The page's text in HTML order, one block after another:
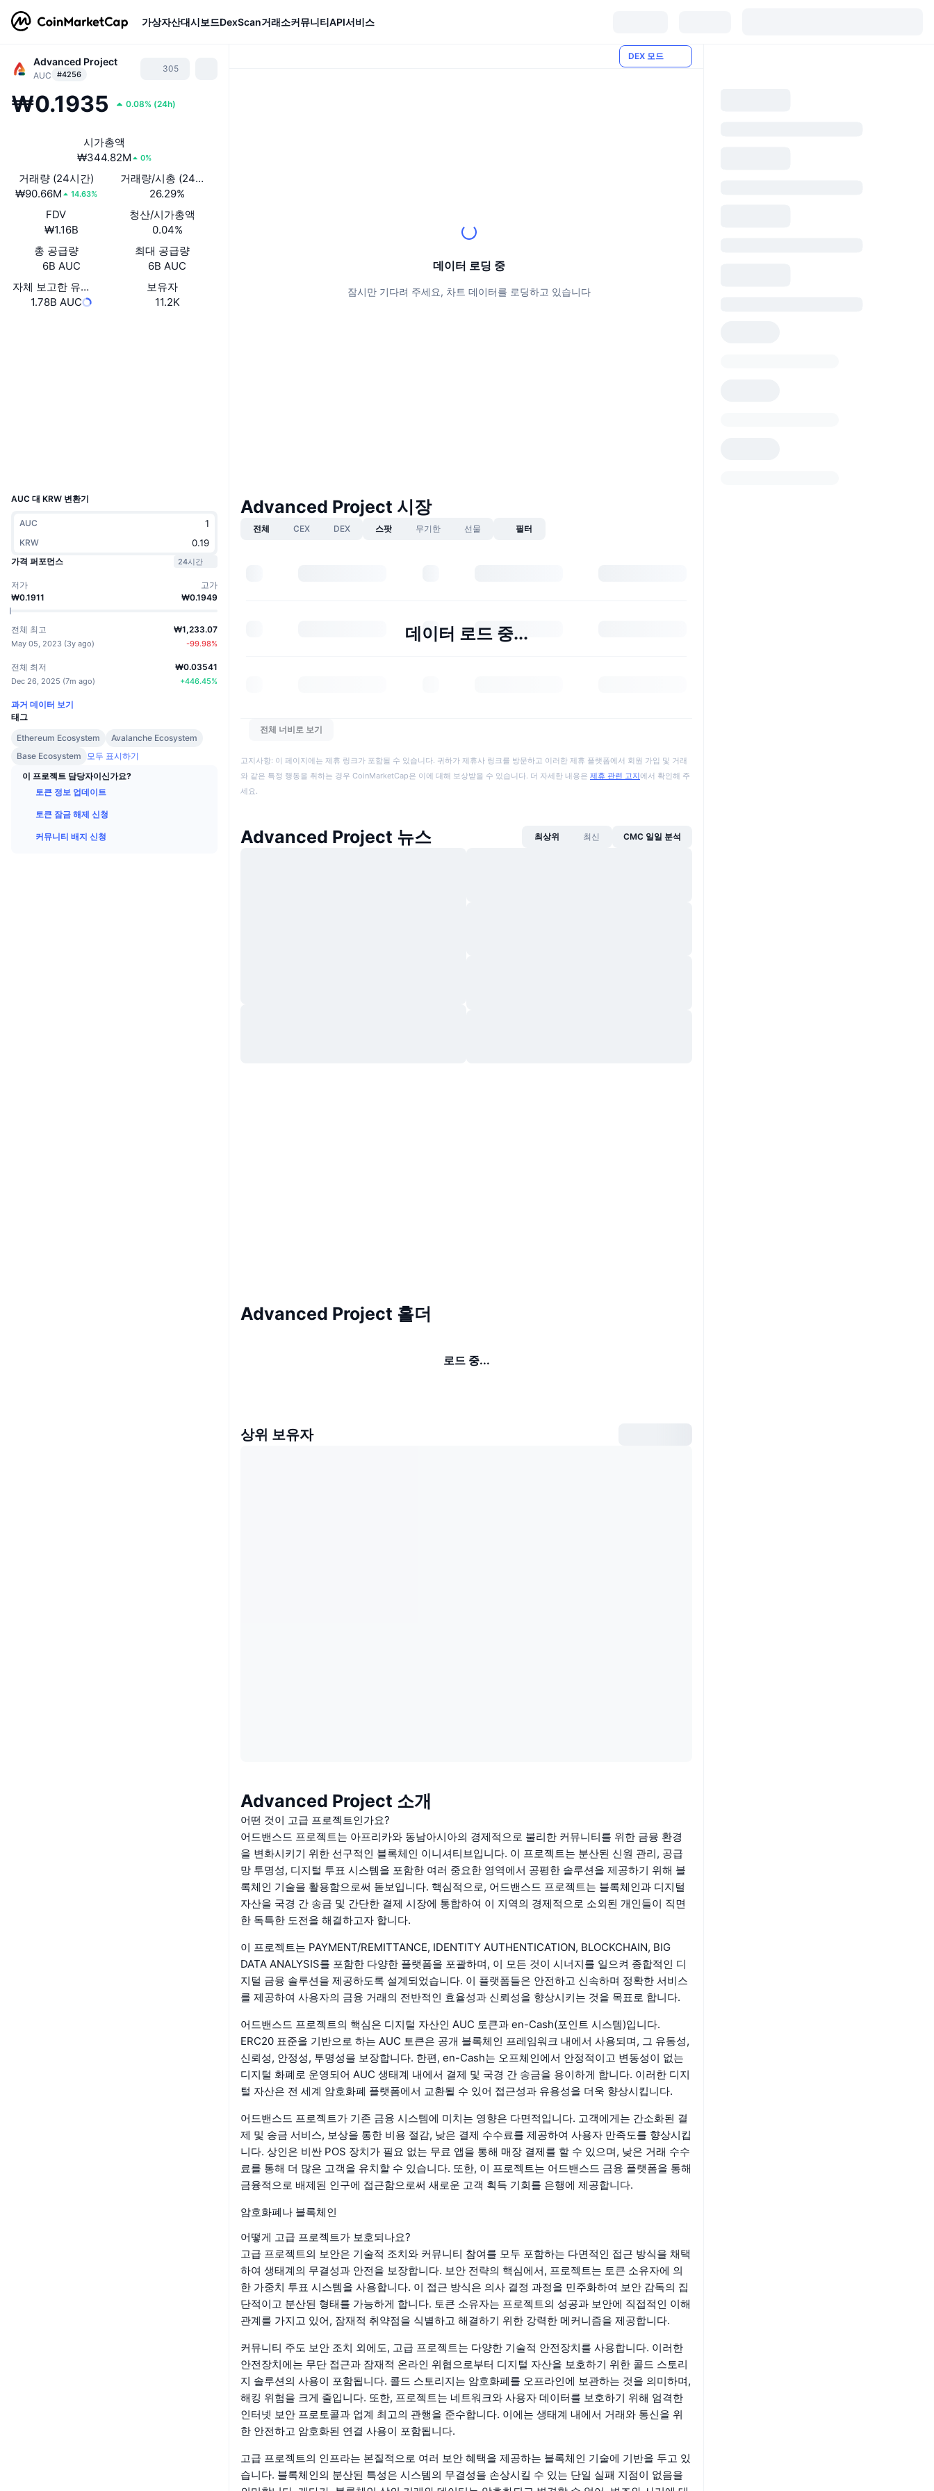
가상자산대시보드DexScan거래소커뮤니티API서비스
Advanced Project
AUC #4256
305
₩0.1935 0.08% (24h)
시가총액
₩344.82M
0%
거래량 (24시간)
₩90.66M
14.63%
거래량/시총 (24시간)
26.29%
FDV
₩1.16B
청산/시가총액
0.04%
총 공급량
6B AUC
최대 공급량
6B AUC
자체 보고한 유통량
1.78B AUC
보유자
11.2K
AUC 대 KRW 변환기
AUC
KRW
가격 퍼포먼스
24시간
저가
₩0.1911
고가
₩0.1949
전체 최고
May 05, 2023 (3y ago)
₩1,233.07
-99.98%
전체 최저
Dec 26, 2025 (7m ago)
₩0.03541
+446.45%
과거 데이터 보기
태그
Ethereum Ecosystem
Avalanche Ecosystem
Base Ecosystem
모두 표시하기
이 프로젝트 담당자이신가요?
토큰 정보 업데이트
토큰 잠금 해제 신청
커뮤니티 배지 신청
DEX 모드
데이터 로딩 중
잠시만 기다려 주세요, 차트 데이터를 로딩하고 있습니다
Advanced Project 시장
전체 CEX DEX 스팟 무기한 선물 필터
데이터 로드 중...
전체 너비로 보기
고지사항: 이 페이지에는 제휴 링크가 포함될 수 있습니다. 귀하가 제휴사 링크를 방문하고 이러한 제휴 플랫폼에서 회원 가입 및 거래
와 같은 특정 행동을 취하는 경우 CoinMarketCap은 이에 대해 보상받을 수 있습니다. 더 자세한 내용은 제휴 관련 고지에서 확인해 주
세요.
Advanced Project 뉴스 최상위 최신 CMC 일일 분석
Advanced Project 홀더
로드 중...
상위 보유자
Advanced Project 소개
어떤 것이 고급 프로젝트인가요?
어드밴스드 프로젝트는 아프리카와 동남아시아의 경제적으로 불리한 커뮤니티를 위한 금융 환경
을 변화시키기 위한 선구적인 블록체인 이니셔티브입니다. 이 프로젝트는 분산된 신원 관리, 공급
망 투명성, 디지털 투표 시스템을 포함한 여러 중요한 영역에서 공평한 솔루션을 제공하기 위해 블
록체인 기술을 활용함으로써 돋보입니다. 핵심적으로, 어드밴스드 프로젝트는 블록체인과 디지털
자산을 국경 간 송금 및 간단한 결제 시장에 통합하여 이 지역의 경제적으로 소외된 개인들이 직면
한 독특한 도전을 해결하고자 합니다.
이 프로젝트는 PAYMENT/REMITTANCE, IDENTITY AUTHENTICATION, BLOCKCHAIN, BIG
DATA ANALYSIS를 포함한 다양한 플랫폼을 포괄하며, 이 모든 것이 시너지를 일으켜 종합적인 디
지털 금융 솔루션을 제공하도록 설계되었습니다. 이 플랫폼들은 안전하고 신속하며 정확한 서비스
를 제공하여 사용자의 금융 거래의 전반적인 효율성과 신뢰성을 향상시키는 것을 목표로 합니다.
어드밴스드 프로젝트의 핵심은 디지털 자산인 AUC 토큰과 en-Cash(포인트 시스템)입니다.
ERC20 표준을 기반으로 하는 AUC 토큰은 공개 블록체인 프레임워크 내에서 사용되며, 그 유동성,
신뢰성, 안정성, 투명성을 보장합니다. 한편, en-Cash는 오프체인에서 안정적이고 변동성이 없는
디지털 화폐로 운영되어 AUC 생태계 내에서 결제 및 국경 간 송금을 용이하게 합니다. 이러한 디지
털 자산은 전 세계 암호화폐 플랫폼에서 교환될 수 있어 접근성과 유용성을 더욱 향상시킵니다.
어드밴스드 프로젝트가 기존 금융 시스템에 미치는 영향은 다면적입니다. 고객에게는 간소화된 결
제 및 송금 서비스, 보상을 통한 비용 절감, 낮은 결제 수수료를 제공하여 사용자 만족도를 향상시킵
니다. 상인은 비싼 POS 장치가 필요 없는 무료 앱을 통해 매장 결제를 할 수 있으며, 낮은 거래 수수
료를 통해 더 많은 고객을 유치할 수 있습니다. 또한, 이 프로젝트는 어드밴스드 금융 플랫폼을 통해
금융적으로 배제된 인구에 접근함으로써 새로운 고객 획득 기회를 은행에 제공합니다.
암호화폐나 블록체인
어떻게 고급 프로젝트가 보호되나요?
고급 프로젝트의 보안은 기술적 조치와 커뮤니티 참여를 모두 포함하는 다면적인 접근 방식을 채택
하여 생태계의 무결성과 안전을 보장합니다. 보안 전략의 핵심에서, 프로젝트는 토큰 소유자에 의
한 가중치 투표 시스템을 사용합니다. 이 접근 방식은 의사 결정 과정을 민주화하여 보안 감독의 집
단적이고 분산된 형태를 가능하게 합니다. 토큰 소유자는 프로젝트의 성공과 보안에 직접적인 이해
관계를 가지고 있어, 잠재적 취약점을 식별하고 해결하기 위한 강력한 메커니즘을 제공합니다.
커뮤니티 주도 보안 조치 외에도, 고급 프로젝트는 다양한 기술적 안전장치를 사용합니다. 이러한
안전장치에는 무단 접근과 잠재적 온라인 위협으로부터 디지털 자산을 보호하기 위한 콜드 스토리
지 솔루션의 사용이 포함됩니다. 콜드 스토리지는 암호화폐를 오프라인에 보관하는 것을 의미하며,
해킹 위험을 크게 줄입니다. 또한, 프로젝트는 네트워크와 사용자 데이터를 보호하기 위해 엄격한
인터넷 보안 프로토콜과 업계 최고의 관행을 준수합니다. 이에는 생태계 내에서 거래와 통신을 위
한 안전하고 암호화된 연결 사용이 포함됩니다.
고급 프로젝트의 인프라는 본질적으로 여러 보안 혜택을 제공하는 블록체인 기술에 기반을 두고 있
습니다. 블록체인의 분산된 특성은 시스템의 무결성을 손상시킬 수 있는 단일 실패 지점이 없음을